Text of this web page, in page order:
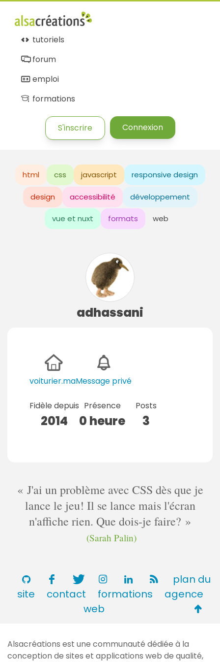
tutoriels
forum
emploi
formations
S'inscrire Connexion
html css javascript responsive design
design accessibilité développement
vue et nuxt formats web
adhassani
voiturier.maMessage privé
Fidèle depuis
2014
Présence
0 heure
Posts
3
J'ai un problème avec CSS dès que je
lance le jeu! Il se lance mais l'écran
n'affiche rien. Que dois-je faire?
(Sarah Palin)
plan du
site
contact formations
agence
web
de
Alsacréations est une communauté dédiée à la
conception de sites et applications web de qualité,